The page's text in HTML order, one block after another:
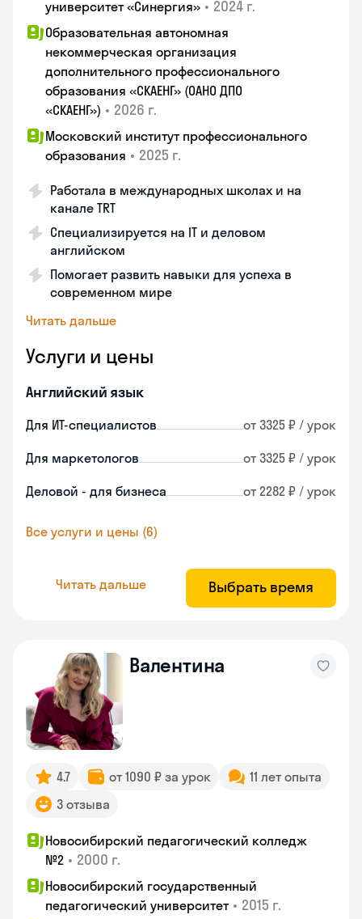
университет «Синергия» • 2024 г.
Образовательная автономная
некоммерческая организация
дополнительного профессионального
образования «СКАЕНГ» (ОАНО ДПО
«СКАЕНГ») • 2026 г.
Московский институт профессионального
образования • 2025 г.
Работала в международных школах и на
канале TRT
Специализируется на IT и деловом
английском
Помогает развить навыки для успеха в
современном мире
Читать дальше
Услуги и цены
Английский язык
Для ИТ-специалистов от 3325 ₽ / урок
Для маркетологов от 3325 ₽ / урок
Деловой - для бизнеса от 2282 ₽ / урок
Все услуги и цены (6)
Читать дальше Выбрать время
Валентина
4.7 от 1090 ₽ за урок
11 лет опыта
3 отзыва
Новосибирский педагогический колледж
№2 • 2000 г.
Новосибирский государственный
педагогический университет • 2015 г.